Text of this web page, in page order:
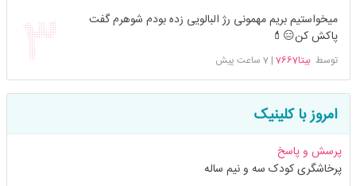
میخواستیم بریم مهمونی رژ البالویی زده بودم شوهرم گفت
پاکش کن😑💄
توسطبیتا7667 |7 ساعت پیش
امروز با کلینیک
پرسش و پاسخ
پرخاشگری کودک سه و نیم ساله